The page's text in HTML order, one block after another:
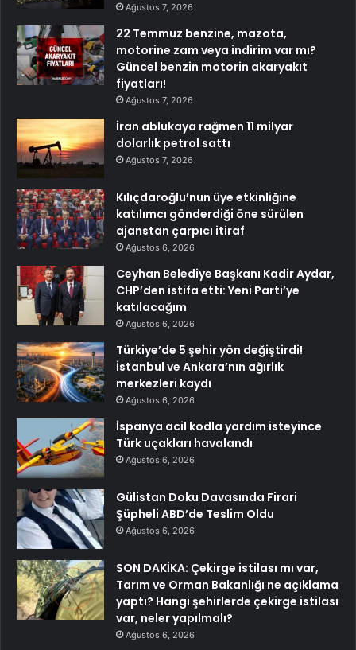
Ağustos 7, 2026
22 Temmuz benzine, mazota,
motorine zam veya indirim var mı?
Güncel benzin motorin akaryakıt
fiyatları!
Ağustos 7, 2026
İran ablukaya rağmen 11 milyar
dolarlık petrol sattı
Ağustos 7, 2026
Kılıçdaroğlu’nun üye etkinliğine
katılımcı gönderdiği öne sürülen
ajanstan çarpıcı itiraf
Ağustos 6, 2026
Ceyhan Belediye Başkanı Kadir Aydar,
CHP’den istifa etti: Yeni Parti’ye
katılacağım
Ağustos 6, 2026
Türkiye’de 5 şehir yön değiştirdi!
İstanbul ve Ankara’nın ağırlık
merkezleri kaydı
Ağustos 6, 2026
İspanya acil kodla yardım isteyince
Türk uçakları havalandı
Ağustos 6, 2026
Gülistan Doku Davasında Firari
Şüpheli ABD’de Teslim Oldu
Ağustos 6, 2026
SON DAKİKA: Çekirge istilası mı var,
Tarım ve Orman Bakanlığı ne açıklama
yaptı? Hangi şehirlerde çekirge istilası
var, neler yapılmalı?
Ağustos 6, 2026